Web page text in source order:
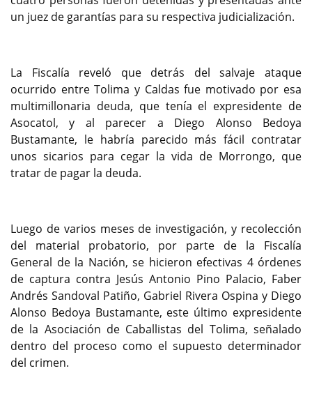
un juez de garantías para su respectiva judicialización.
La Fiscalía reveló que detrás del salvaje ataque
ocurrido entre Tolima y Caldas fue motivado por esa
multimillonaria deuda, que tenía el expresidente de
Asocatol, y al parecer a Diego Alonso Bedoya
Bustamante, le habría parecido más fácil contratar
unos sicarios para cegar la vida de Morrongo, que
tratar de pagar la deuda.
Luego de varios meses de investigación, y recolección
del material probatorio, por parte de la Fiscalía
General de la Nación, se hicieron efectivas 4 órdenes
de captura contra Jesús Antonio Pino Palacio, Faber
Andrés Sandoval Patiño, Gabriel Rivera Ospina y Diego
Alonso Bedoya Bustamante, este último expresidente
de la Asociación de Caballistas del Tolima, señalado
dentro del proceso como el supuesto determinador
del crimen.